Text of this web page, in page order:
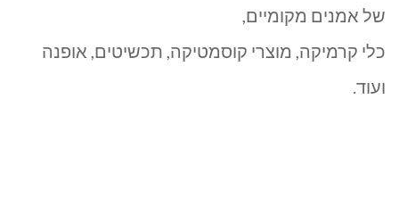
של אמנים מקומיים,
כלי קרמיקה, מוצרי קוסמטיקה, תכשיטים, אופנה
ועוד.